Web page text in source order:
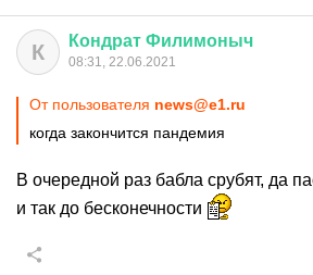
К Кондрат Филимоныч
08:31, 22.06.2021
От пользователя news@e1.ru
когда закончится пандемия
В очередной раз бабла срубят, да
и так до бесконечности